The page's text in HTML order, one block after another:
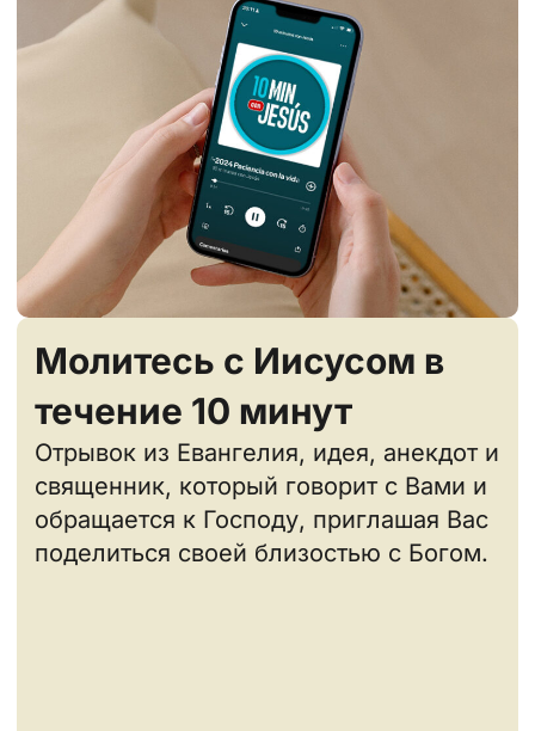
Молитесь с Иисусом в
течение 10 минут
Отрывок из Евангелия, идея, анекдот и
священник, который говорит с Вами и
обращается к Господу, приглашая Вас
поделиться своей близостью с Богом.